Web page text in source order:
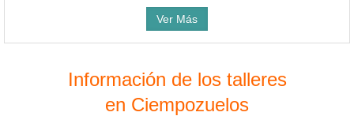
Ver Más
Información de los talleres
en Ciempozuelos